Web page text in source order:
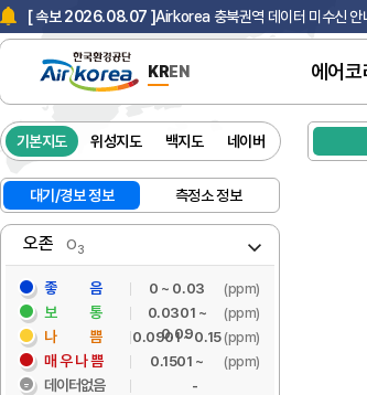
[ 속보 2026.08.07 ]Airkorea 충북권역 데이터 미수신 안
[ 속보 2025.07.18 ]한국환경공단 사칭 스미싱 문자 주의
[ 속보 2026.08.07 ] Airkorea 충북권역 데이터 미수신 안내
KREN 에어
기본지도 위성지도 백지도 네이버
대기/경보 정보 측정소 정보
오존 O3
좋 음 0 ~ 0.03 (ppm)
보 통
0.0301 ~
0.09
(ppm)
나 쁨 0.0901 ~ 0.15(ppm)
매우나쁨 0.1501 ~ (ppm)
데이터없음 -
대기오염경보
PM-10주의보
PM-2.5주의보
PM-2.5경보
O 3주의보
O3중대 경보